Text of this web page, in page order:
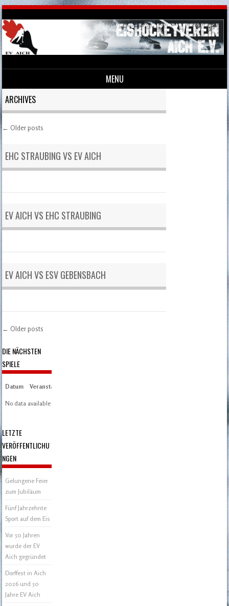
MENU
Skip to content
ARCHIVES
Post navigation
← Older posts
EHC STRAUBING VS EV AICH
EV AICH VS EHC STRAUBING
EV AICH VS ESV GEBENSBACH
Post navigation
← Older posts
DIE NÄCHSTEN
SPIELE
Datum Veranstaltung
No data available in table
LETZTE
VERÖFFENTLICHU
NGEN
Gelungene Feier
zum Jubiläum
Fünf Jahrzehnte
Sport auf dem Eis
Vor 50 Jahren
wurde der EV
Aich gegründet
Dorffest in Aich
2026 und 50
Jahre EV Aich